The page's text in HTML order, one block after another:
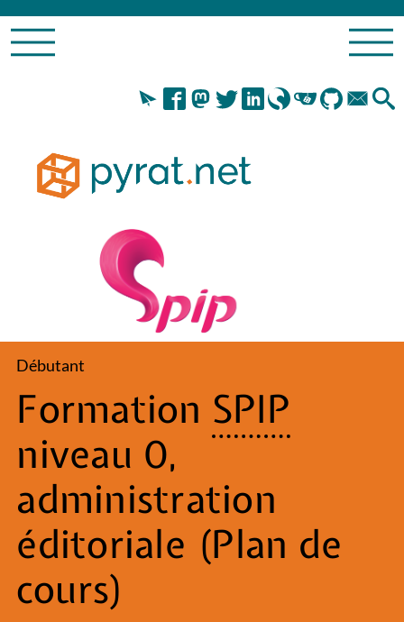
Débutant
Formation SPIP
niveau 0,
administration
éditoriale (Plan de
cours)